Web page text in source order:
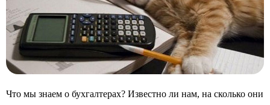
Что мы знаем о бухгалтерах? Известно ли нам, на сколько они